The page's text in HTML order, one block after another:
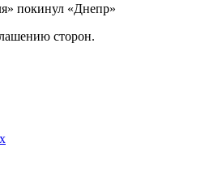
покинул «Днепр»
сторон.